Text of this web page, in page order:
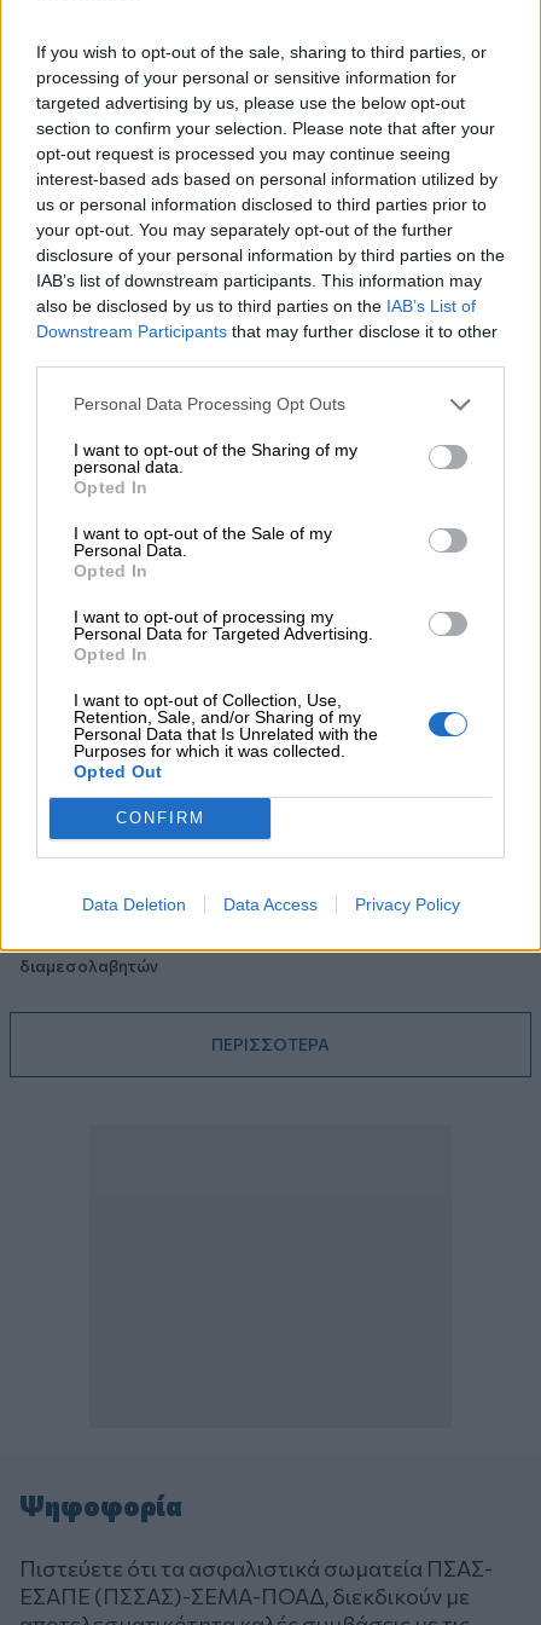
If you wish to opt-out of the sale, sharing to third parties, or
processing of your personal or sensitive information for
targeted advertising by us, please use the below opt-out
section to confirm your selection. Please note that after your
opt-out request is processed you may continue seeing
interest-based ads based on personal information utilized by
us or personal information disclosed to third parties prior to
your opt-out. You may separately opt-out of the further
disclosure of your personal information by third parties on the
IAB’s list of downstream participants. This information may
also be disclosed by us to third parties on the IAB’s List of
Downstream Participants that may further disclose it to other
Personal Data Processing Opt Outs
I want to opt-out of the Sharing of my
personal data.
Opted In
I want to opt-out of the Sale of my
Personal Data.
Opted In
I want to opt-out of processing my
Personal Data for Targeted Advertising.
Opted In
I want to opt-out of Collection, Use,
Retention, Sale, and/or Sharing of my
Personal Data that Is Unrelated with the
Purposes for which it was collected.
Opted Out
CONFIRM
Data Deletion Data Access Privacy Policy
06.08.2026 - 12:22
Kavita Patel - PhARMA Innovation Forum: Ένα στα πέντε
καινοτόμα φάρμακα φτάνει τελικά στην Ελλάδα
06.08.2026 - 11:37
Μείωση ασφαλιστικών εισφορών ύψους 240 εκατ. ευρώ
ζητούν οι έμποροι από την Κυβέρνηση
06.08.2026 - 10:45
Ευρώπη: Μπορεί η κλιματική αλλαγή να οδηγήσει σε
ενεργειακή κρίση;
Στέλιος Λιανός – INTERAMERICAN / Αθηναϊκή Γενική Κλινική
06.08.2026 - 08:40
Η γαλλική «ψήφος» στο «καλώδιο» και τα συμφέροντα, οι
Βαρδινογιάννη- Εξάρχου και ο διπλασιασμός των κερδών της
05.08.2026 - 13:37
Randy Schekman, Νομπελίστας Ιατρικής: «Σε πέντε χρόνια
μπορεί να έχουμε θεραπεία που αναστέλλει την εξέλιξη του
05.08.2026 - 12:33
Ε.Ε και παράνομη μετανάστευση: προτάσεις και δράσεις με
παρονομαστή το κοινό συμφέρον
05.08.2026 - 12:11
Αντώνης Βουκλαρής - «ΕΡΡΙΚΟΣ ΝΤΥΝΑΝ»
διαμεσολαβητών
ΠΕΡΙΣΣΟΤΕΡΑ
Ψηφοφορία
Πιστεύετε ότι τα ασφαλιστικά σωματεία ΠΣΑΣ-
ΕΣΑΠΕ (ΠΣΣΑΣ)-ΣΕΜΑ-ΠΟΑΔ, διεκδικούν με